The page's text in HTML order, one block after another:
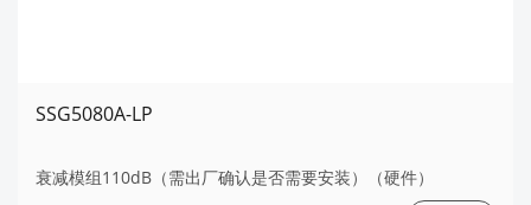
SSG5080A-LP
衰减模组110dB（需出厂确认是否需要安装）（硬件）